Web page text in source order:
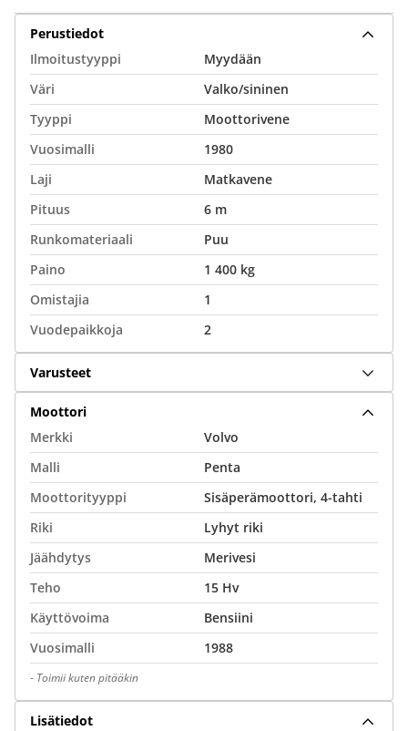
Perustiedot
Ilmoitustyyppi
Myydään
Väri
Valko/sininen
Tyyppi
Moottorivene
Vuosimalli
1980
Laji
Matkavene
Pituus
6 m
Runkomateriaali
Puu
Paino
1 400 kg
Omistajia
1
Vuodepaikkoja
2
Varusteet
Moottori
Merkki
Volvo
Malli
Penta
Moottorityyppi
Sisäperämoottori, 4-tahti
Riki
Lyhyt riki
Jäähdytys
Merivesi
Teho
15 Hv
Käyttövoima
Bensiini
Vuosimalli
1988
- Toimii kuten pitääkin
Lisätiedot